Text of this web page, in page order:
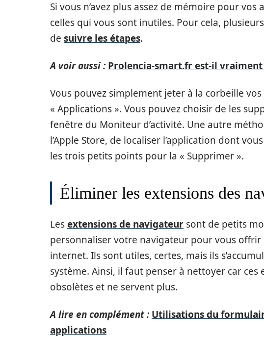
Si vous n’avez plus assez de mémoire pour
celles qui vous sont inutiles. Pour cela,
de suivre les étapes.
A voir aussi : Prolencia-smart.fr est-il
Vous pouvez simplement jeter à la corbeille
« Applications ». Vous pouvez choisir de les
fenêtre du Moniteur d’activité. Une autre
l’Apple Store, de localiser l’application dont
les trois petits points pour la « Supprimer ».
Éliminer les extensions des
Lesextensions de navigateur sont de petits
personnaliser votre navigateur pour vous
internet. Ils sont utiles, certes, mais ils
système. Ainsi, il faut penser à nettoyer car
obsolètes et ne servent plus.
A lire en complément : Utilisations du
applications